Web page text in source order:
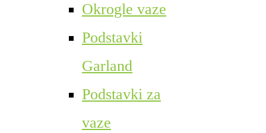
Okrogle vaze
Podstavki
Garland
Podstavki za
vaze